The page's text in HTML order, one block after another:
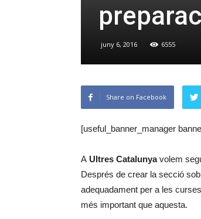
juny 6, 2016 6555
Share on Facebook
[useful_banner_manager
A Ultres Catalunyavolem
Després de crear la secció
adequadament per a les
més important que aquesta.